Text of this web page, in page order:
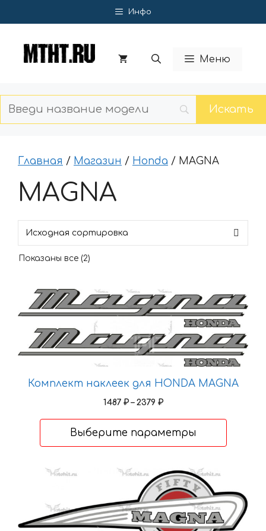
к
Инфо
Меню
Главная / Магазин / Honda / MAGNA
MAGNA
Показаны все (2)
Комплект наклеек для HONDA MAGNA
1487 ₽ – 2379 ₽Диапазон
–
Выберите параметры
Этот
товар
имеет
несколько
вариаций.
можно
странице
товара.
Этот
имеет
несколько